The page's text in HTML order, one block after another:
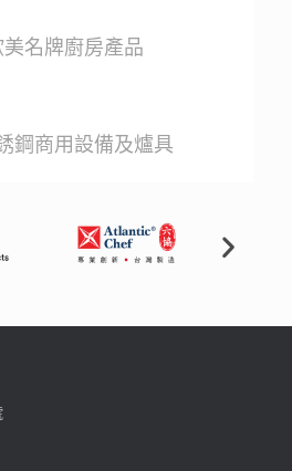
名牌廚房產品
鋼商用設備及爐具